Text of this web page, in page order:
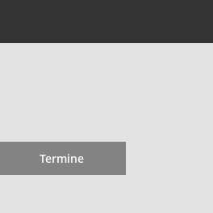
Termine